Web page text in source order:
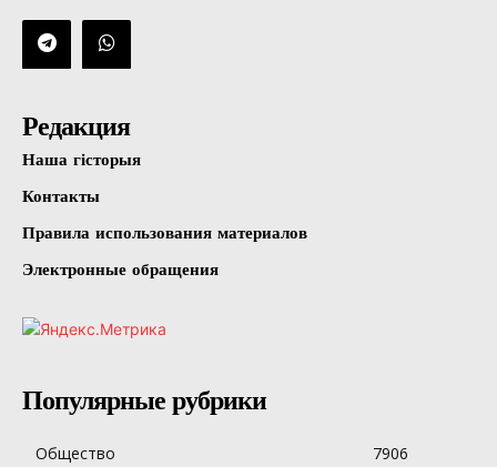
Редакция
Наша гісторыя
Контакты
Правила использования материалов
Электронные обращения
Популярные рубрики
Общество
7906